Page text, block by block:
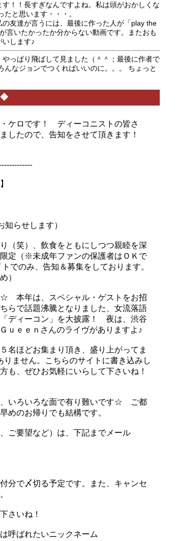
！！長すぎなんですよね。私は頭がおかしくな
と思います・・・。
友達が言うには、最後に作った人が「play the
言いたかったか分からない動画です。またおも
いします♪
やっぱり飛ばして見ました（＾＾；最後に作者で
んなジョンでつくればいいのに。。。 ちょっと
ケロです！ ディーコニストの皆さ
したので、告知をさせて頂きます！
らせします）
笑）、飲食をともにしつつ親睦を深
定（※未成年ファンの保護者はＯＫで
でのみ、告知＆募集をしております。
）
本年は、スペシャル・ゲストをお招
らで話題沸騰となりました、女流落語
ディーコン」を大披露！ 夜は、渋谷
ｕｅｅｎさんのライヴがありますよ♪
ほどお集まり頂き、盛り上がってま
ません。こちらのサイトに書き込みし
も、ぜひお気軽にいらして下さいね！
いろいろな面で有り難いです☆ ご都
めのお帰りでも結構です。
ご要望など）は、下記までメール
で〆切る予定です。また、キャンセ
さいね！
呼ばれたいニックネーム